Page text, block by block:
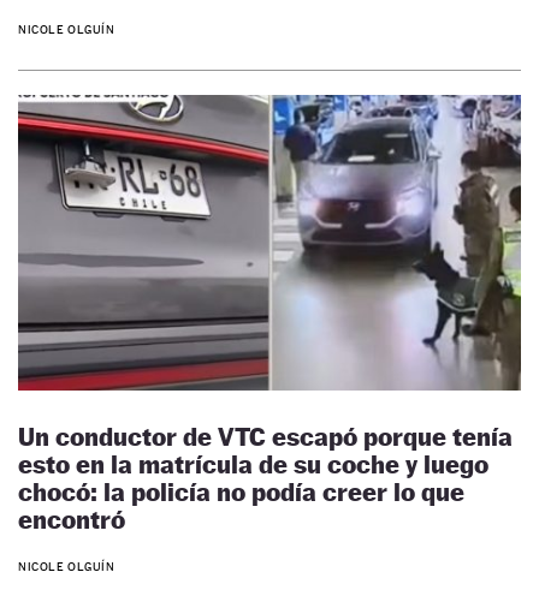
NICOLE OLGUÍN
Un conductor de VTC escapó porque tenía
esto en la matrícula de su coche y luego
chocó: la policía no podía creer lo que
encontró
NICOLE OLGUÍN